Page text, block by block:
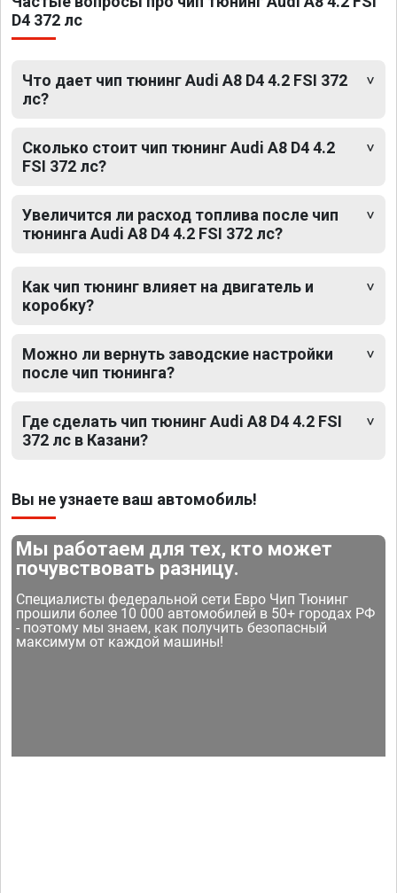
D4 372 лс
Что дает чип тюнинг Audi A8 D4 4.2 FSI 372
лс?
Сколько стоит чип тюнинг Audi A8 D4 4.2
FSI 372 лс?
Увеличится ли расход топлива после чип
тюнинга Audi A8 D4 4.2 FSI 372 лс?
Как чип тюнинг влияет на двигатель и
коробку?
Можно ли вернуть заводские настройки
после чип тюнинга?
Где сделать чип тюнинг Audi A8 D4 4.2 FSI
372 лс в Казани?
Вы не узнаете ваш автомобиль!
Мы работаем для тех, кто может
почувствовать разницу.
Специалисты федеральной сети Евро Чип Тюнинг
прошили более 10 000 автомобилей в 50+ городах РФ
- поэтому мы знаем, как получить безопасный
максимум от каждой машины!